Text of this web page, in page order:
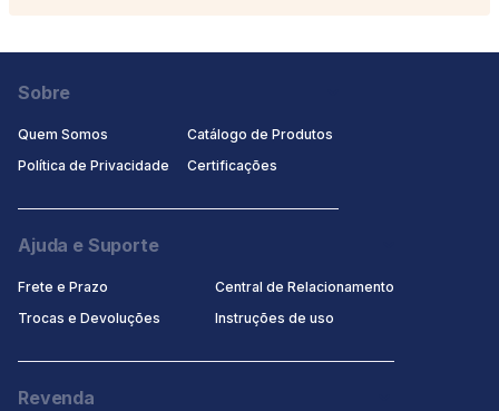
Sobre
Quem Somos
Política de Privacidade
Catálogo de Produtos
Certificaçōes
Ajuda e Suporte
Frete e Prazo
Trocas e Devoluções
Central de Relacionamento
Instruções de uso
Revenda